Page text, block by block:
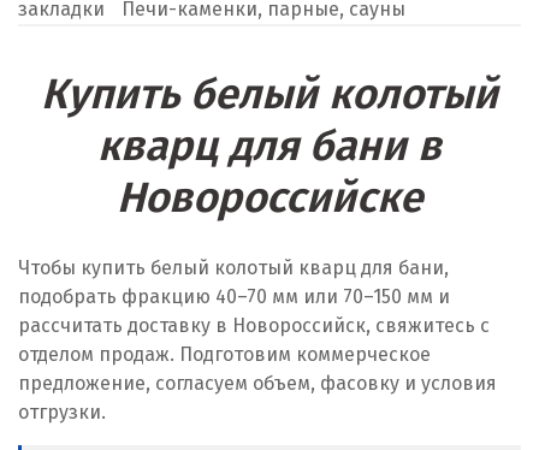
закладки
Печи-каменки, парные, сауны
Купить белый колотый
кварц для бани в
Новороссийске
Чтобы купить белый колотый кварц для бани,
подобрать фракцию 40–70 мм или 70–150 мм и
рассчитать доставку в Новороссийск, свяжитесь с
отделом продаж. Подготовим коммерческое
предложение, согласуем объем, фасовку и условия
отгрузки.